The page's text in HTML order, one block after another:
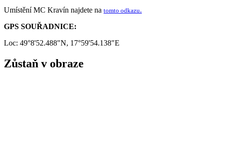
Umístění MC Kravín najdete na tomto odkazu.
GPS SOUŘADNICE:
Loc: 49°8'52.488"N, 17°59'54.138"E
Zůstaň v obraze